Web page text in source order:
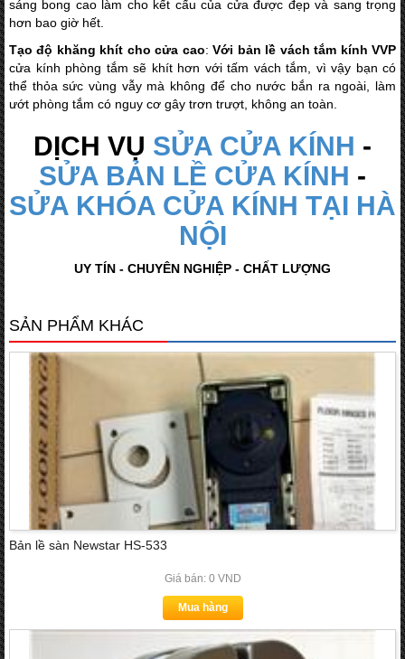
sáng bong cao làm cho kết cấu của cửa được đẹp và sang trọng
hơn bao giờ hết.
Tạo độ khăng khít cho cửa cao:Với bản lề vách tắm kính VVP
cửa kính phòng tắm sẽ khít hơn với tấm vách tắm, vì vậy bạn có
thể thỏa sức vùng vẫy mà không để cho nước bắn ra ngoài, làm
ướt phòng tắm có nguy cơ gây trơn trượt, không an toàn.
DỊCH VỤ SỬA CỬA KÍNH -
SỬA BẢN LỀ CỬA KÍNH -
SỬA KHÓA CỬA KÍNH TẠI HÀ
NỘI
UY TÍN - CHUYÊN NGHIỆP - CHẤT LƯỢNG
SẢN PHẨM KHÁC
Bản lề sàn Newstar HS-533
Giá bán: 0 VND
Mua hàng